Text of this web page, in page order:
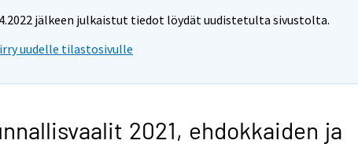
jälkeen julkaistut tiedot löydät uudistetulta sivustolta.
uudelle tilastosivulle
2021, ehdokkaiden ja